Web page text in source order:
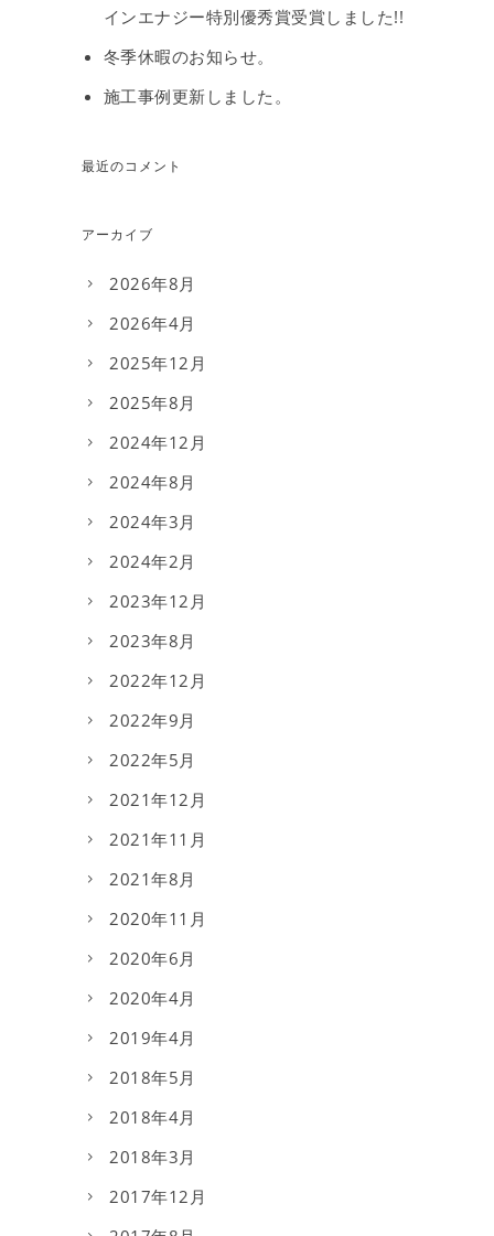
インエナジー特別優秀賞受賞しました!!
冬季休暇のお知らせ。
施工事例更新しました。
最近のコメント
アーカイブ
2026年8月
2026年4月
2025年12月
2025年8月
2024年12月
2024年8月
2024年3月
2024年2月
2023年12月
2023年8月
2022年12月
2022年9月
2022年5月
2021年12月
2021年11月
2021年8月
2020年11月
2020年6月
2020年4月
2019年4月
2018年5月
2018年4月
2018年3月
2017年12月